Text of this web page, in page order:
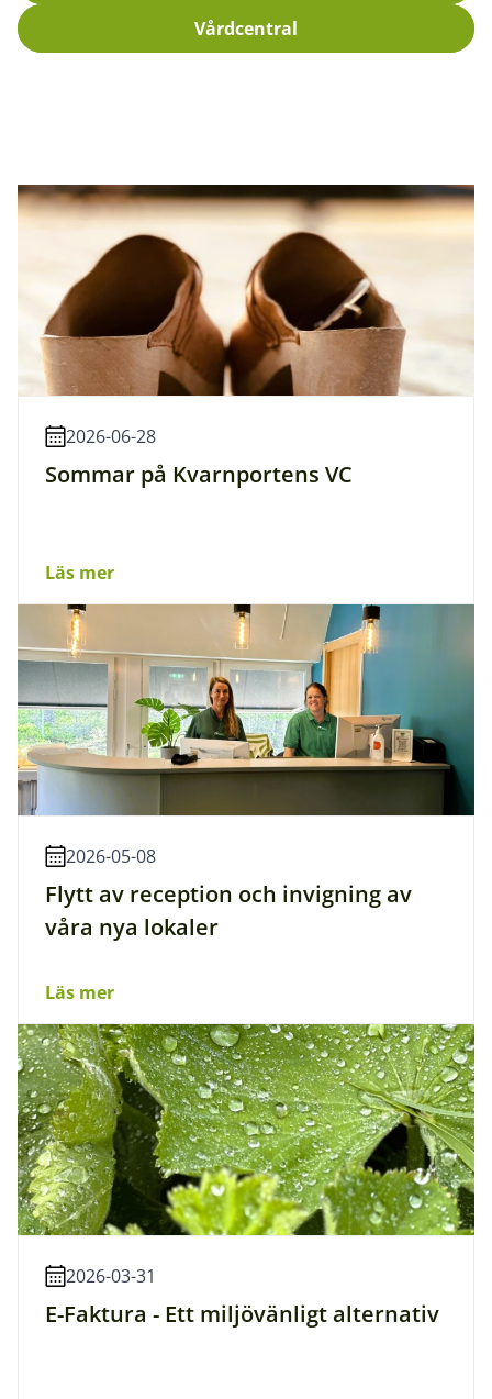
Vårdcentral
2026-06-28
Sommar på Kvarnportens VC
Läs mer
2026-05-08
Flytt av reception och invigning av
våra nya lokaler
Läs mer
2026-03-31
E-Faktura - Ett miljövänligt alternativ